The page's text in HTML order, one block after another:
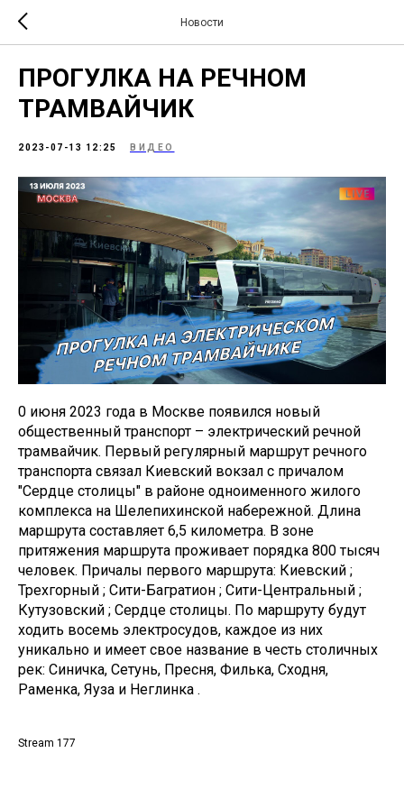
Новости
ПРОГУЛКА НА РЕЧНОМ
ТРАМВАЙЧИК
2023-07-13 12:25 ВИДЕО
0 июня 2023 года в Москве появился новый
общественный транспорт – электрический речной
трамвайчик. Первый регулярный маршрут речного
транспорта связал Киевский вокзал с причалом
"Сердце столицы" в районе одноименного жилого
комплекса на Шелепихинской набережной. Длина
маршрута составляет 6,5 километра. В зоне
притяжения маршрута проживает порядка 800 тысяч
человек. Причалы первого маршрута: Киевский ;
Трехгорный ; Сити-Багратион ; Сити-Центральный ;
Кутузовский ; Сердце столицы. По маршруту будут
ходить восемь электросудов, каждое из них
уникально и имеет свое название в честь столичных
рек: Синичка, Сетунь, Пресня, Филька, Сходня,
Раменка, Яуза и Неглинка .
Stream 177